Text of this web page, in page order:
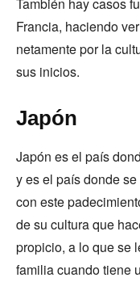
Francia, haciendo
netamente por la
sus inicios.
Japón
Japón es el país
y es el país donde
con este
de su cultura que
propicio, a lo que se
familia cuando tiene